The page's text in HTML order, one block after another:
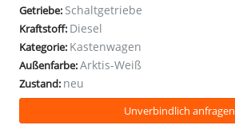
Getriebe: Schaltgetriebe
Kraftstoff: Diesel
Kategorie: Kastenwagen
Außenfarbe:Arktis-Weiß
Zustand: neu
Unverbindlich anfragen